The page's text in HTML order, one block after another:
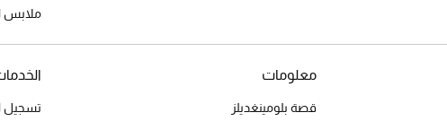
ملابس
معلومات
قصة بلومينغديلز تسجيل